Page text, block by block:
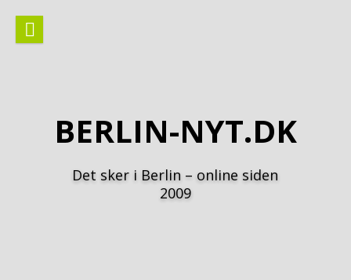
indhold
BERLIN-NYT.DK
Det sker i Berlin – online siden
2009